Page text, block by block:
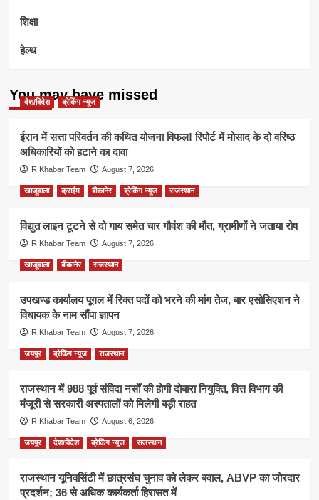
शिक्षा
हेल्थ
You may have missed
देश/विदेश ब्रेकिंग न्यूज
ईरान में सत्ता परिवर्तन की कथित योजना विफल! रिपोर्ट में मोसाद के दो वरिष्ठ
अधिकारियों को हटाने का दावा
R.Khabar Team August 7, 2026
खाजूवाला क्राईम बीकानेर ब्रेकिंग न्यूज राजस्थान
विद्युत लाइन टूटने से दो गाय समेत चार गौवंश की मौत, ग्रामीणों ने जताया रोष
R.Khabar Team August 7, 2026
खाजूवाला बीकानेर राजस्थान
उपखण्ड कार्यालय पूगल में रिक्त पदों को भरने की मांग तेज, बार एसोसिएशन ने
विधायक के नाम सौंपा ज्ञापन
R.Khabar Team August 7, 2026
जयपुर ब्रेकिंग न्यूज राजस्थान
राजस्थान में 988 पूर्व संविदा नर्सों की होगी दोबारा नियुक्ति, वित्त विभाग की
मंजूरी से सरकारी अस्पतालों को मिलेगी बड़ी राहत
R.Khabar Team August 6, 2026
जयपुर देश/विदेश ब्रेकिंग न्यूज राजस्थान
राजस्थान यूनिवर्सिटी में छात्रसंघ चुनाव को लेकर बवाल, ABVP का जोरदार
प्रदर्शन; 36 से अधिक कार्यकर्ता हिरासत में